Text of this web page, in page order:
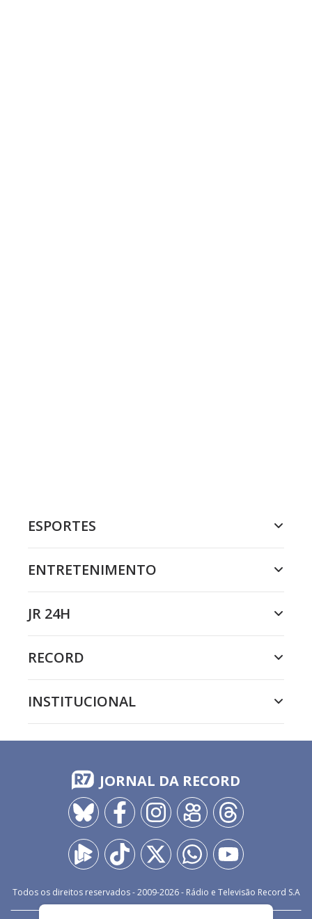
ESPORTES
ENTRETENIMENTO
JR 24H
RECORD
INSTITUCIONAL
JORNAL DA RECORD
Todos os direitos reservados - 2009-2026- Rádio e Televisão Record S.A